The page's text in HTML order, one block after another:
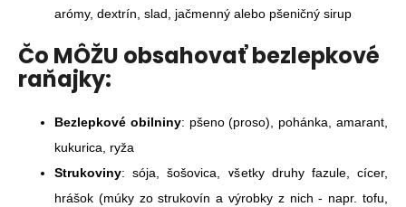
arómy, dextrín, slad, jačmenný alebo pšeničný sirup
Čo MÔŽU obsahovať bezlepkové
raňajky:
Bezlepkové obilniny: pšeno (proso), pohánka, amarant,
kukurica, ryža
Strukoviny: sója, šošovica, všetky druhy fazule, cícer,
hrášok (múky zo strukovín a výrobky z nich - napr. tofu,
HĽADAŤ